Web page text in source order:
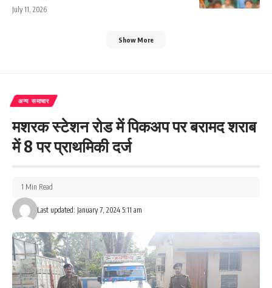
July 11, 2026
Show More
अन्य समाचार
मशरक स्टेशन रोड में पिकअप पर बरामद शराब
में 8 पर प्राथमिकी दर्ज
Last updated: January 7, 2024 5:11 am
1 Min Read